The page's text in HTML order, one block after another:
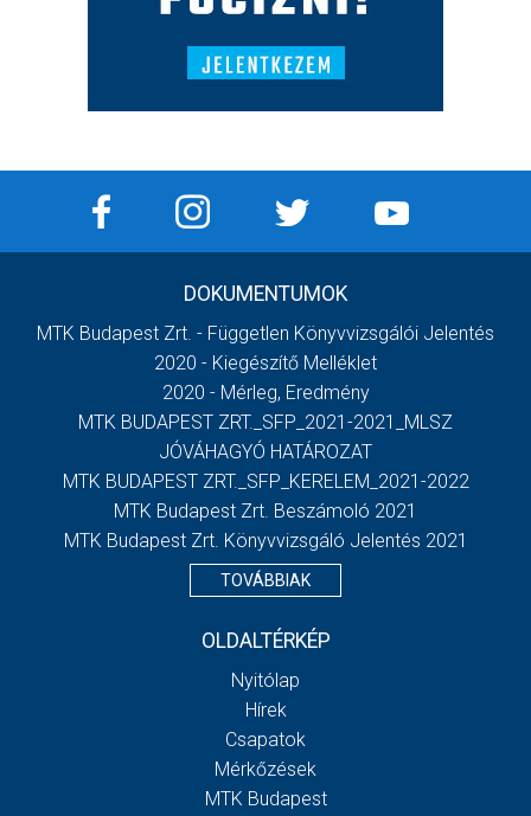
DOKUMENTUMOK
MTK Budapest Zrt. - Független Könyvvizsgálói Jelentés
2020 - Kiegészítő Melléklet
2020 - Mérleg, Eredmény
MTK BUDAPEST ZRT._SFP_2021-2021_MLSZ
JÓVÁHAGYÓ HATÁROZAT
MTK BUDAPEST ZRT._SFP_KERELEM_2021-2022
MTK Budapest Zrt. Beszámoló 2021
MTK Budapest Zrt. Könyvvizsgáló Jelentés 2021
TOVÁBBIAK
OLDALTÉRKÉP
Nyitólap
Hírek
Csapatok
Mérkőzések
MTK Budapest